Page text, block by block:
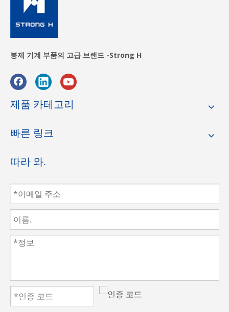
봉제 기계 부품의 고급 브랜드 -Strong H
제품 카테고리
빠른 링크
따라 와.